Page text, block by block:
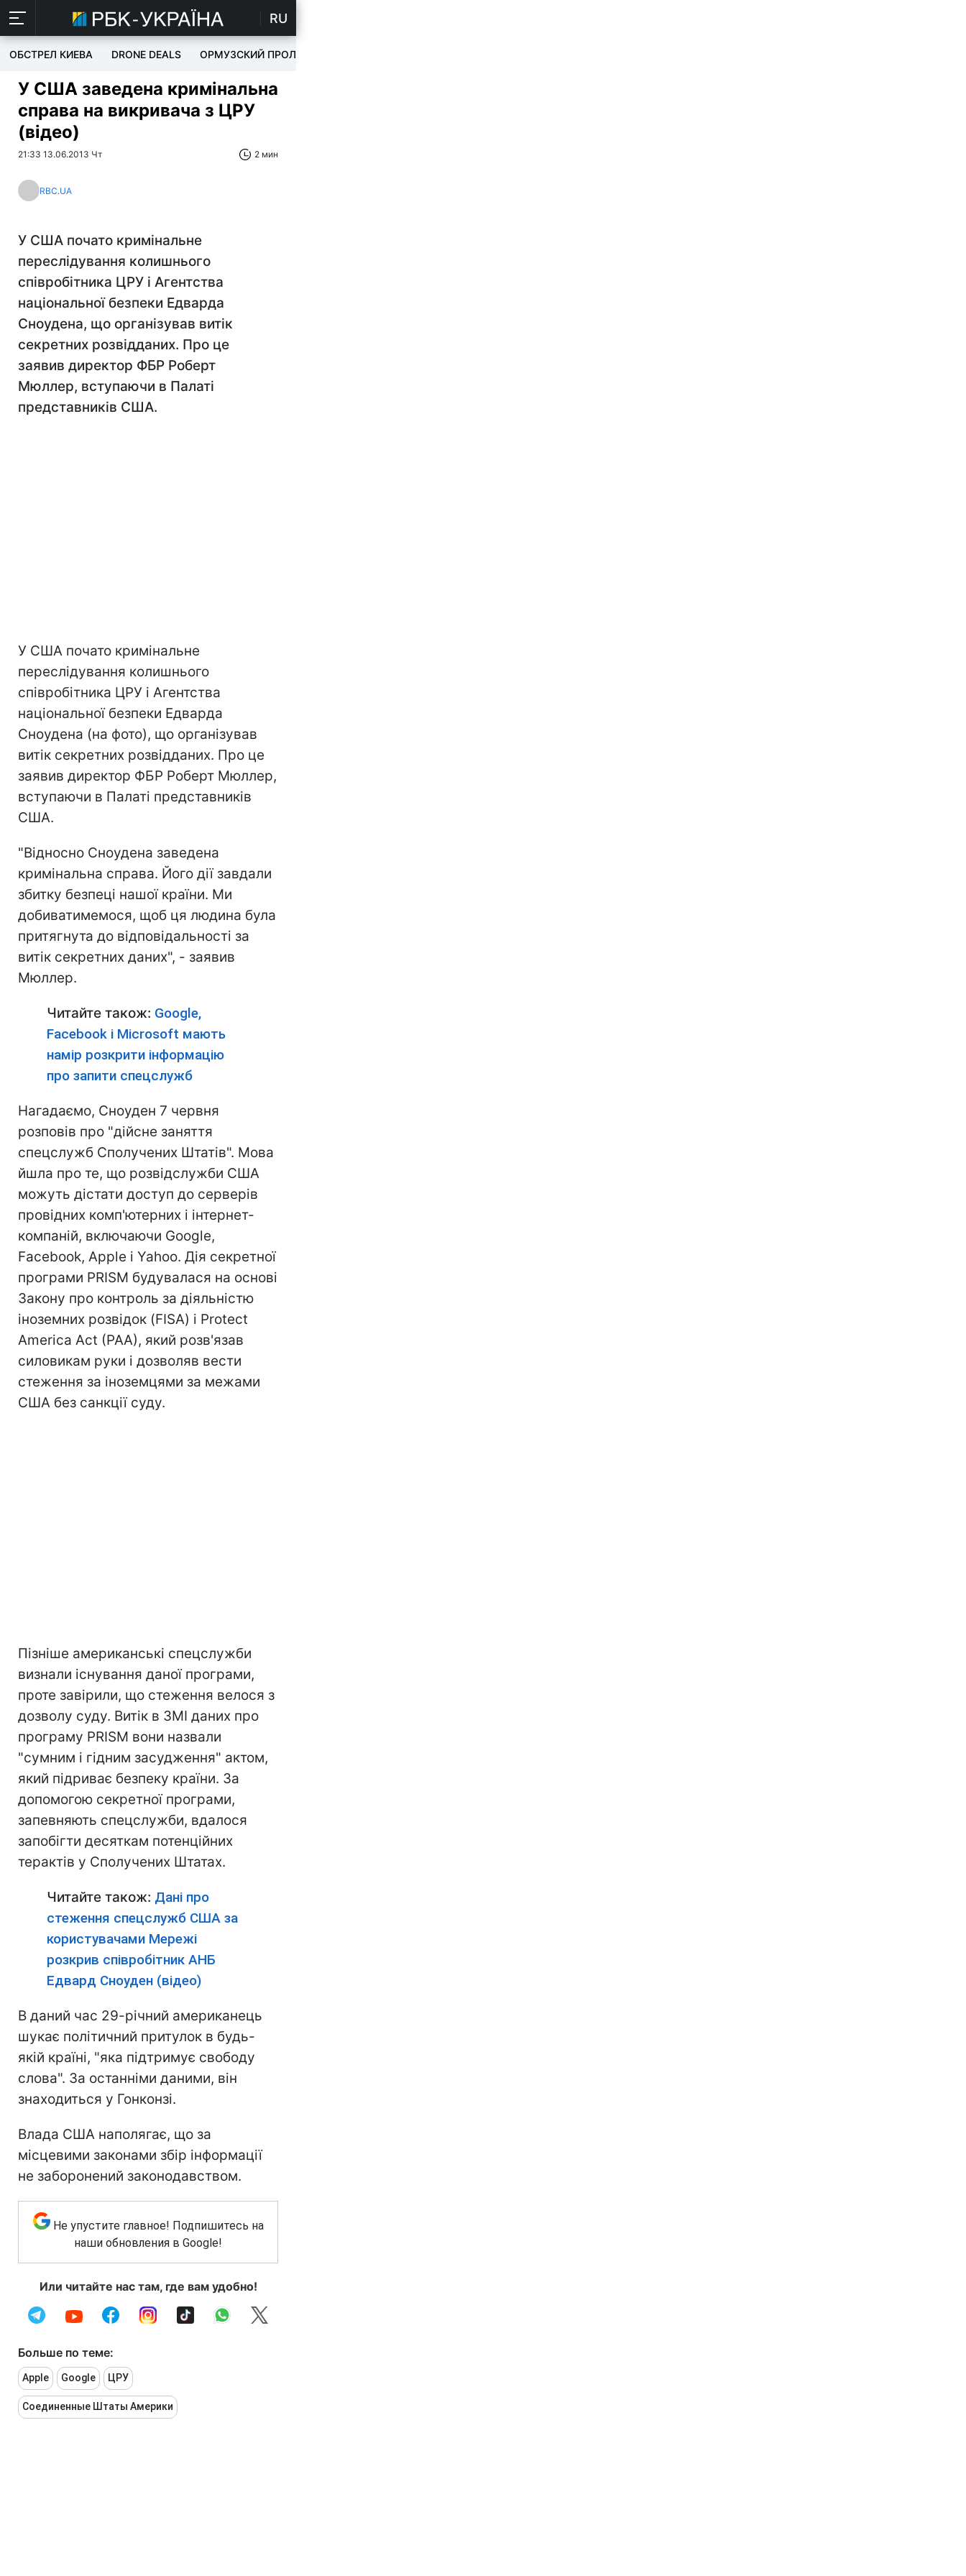
RU
ОБСТРЕЛ КИЕВА DRONE DEALS ОРМУЗСКИЙ ПРОЛИВ
У США заведена кримінальна
справа на викривача з ЦРУ
(відео)
21:33 13.06.2013 Чт 2 мин
RBC.UA
У США почато кримінальне
переслідування колишнього
співробітника ЦРУ і Агентства
національної безпеки Едварда
Сноудена, що організував витік
секретних розвідданих. Про це
заявив директор ФБР Роберт
Мюллер, вступаючи в Палаті
представників США.
У США почато кримінальне
переслідування колишнього
співробітника ЦРУ і Агентства
національної безпеки Едварда
Сноудена (на фото), що організував
витік секретних розвідданих. Про це
заявив директор ФБР Роберт Мюллер,
вступаючи в Палаті представників
США.
"Відносно Сноудена заведена
кримінальна справа. Його дії завдали
збитку безпеці нашої країни. Ми
добиватимемося, щоб ця людина була
притягнута до відповідальності за
витік секретних даних", - заявив
Мюллер.
Читайте також: Google,
Facebook і Microsoft мають
намір розкрити інформацію
про запити спецслужб
Нагадаємо, Сноуден 7 червня
розповів про "дійсне заняття
спецслужб Сполучених Штатів". Мова
йшла про те, що розвідслужби США
можуть дістати доступ до серверів
провідних комп'ютерних і інтернет-
компаній, включаючи Google,
Facebook, Apple і Yahoo. Дія секретної
програми PRISM будувалася на основі
Закону про контроль за діяльністю
іноземних розвідок (FISA) і Protect
America Act (PAA), який розв'язав
силовикам руки і дозволяв вести
стеження за іноземцями за межами
США без санкції суду.
Пізніше американські спецслужби
визнали існування даної програми,
проте завірили, що стеження велося з
дозволу суду. Витік в ЗМІ даних про
програму PRISM вони назвали
"сумним і гідним засудження" актом,
який підриває безпеку країни. За
допомогою секретної програми,
запевняють спецслужби, вдалося
запобігти десяткам потенційних
терактів у Сполучених Штатах.
Читайте також: Дані про
стеження спецслужб США за
користувачами Мережі
розкрив співробітник АНБ
Едвард Сноуден (відео)
В даний час 29-річний американець
шукає політичний притулок в будь-
якій країні, "яка підтримує свободу
слова". За останніми даними, він
знаходиться у Гонконзі.
Влада США наполягає, що за
місцевими законами збір інформації
не заборонений законодавством.
Не упустите главное! Подпишитесь на
наши обновления в Google!
Или читайте нас там, где вам удобно!
Больше по теме:
Apple Google ЦРУ
Соединенные Штаты Америки